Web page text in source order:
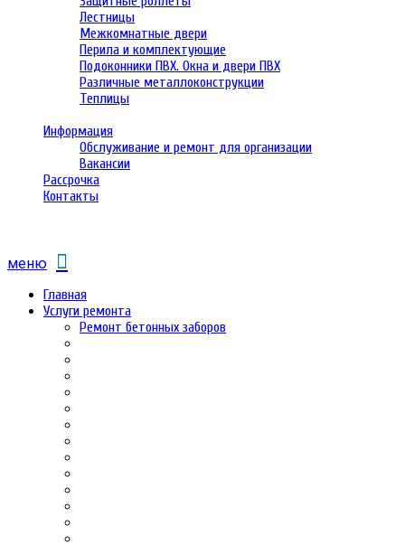
Лестницы
Межкомнатные двери
Перила и комплектующие
Подоконники ПВХ. Окна и двери ПВХ
Различные металлоконструкции
Теплицы
Информация
Обслуживание и ремонт для организации
Вакансии
Рассрочка
Контакты
меню
Главная
Услуги ремонта
Ремонт бетонных заборов